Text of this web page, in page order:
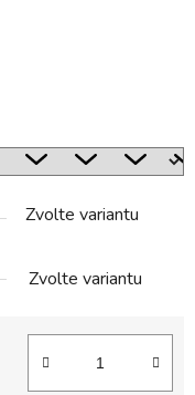
Zvolte variantu
Zvolte variantu